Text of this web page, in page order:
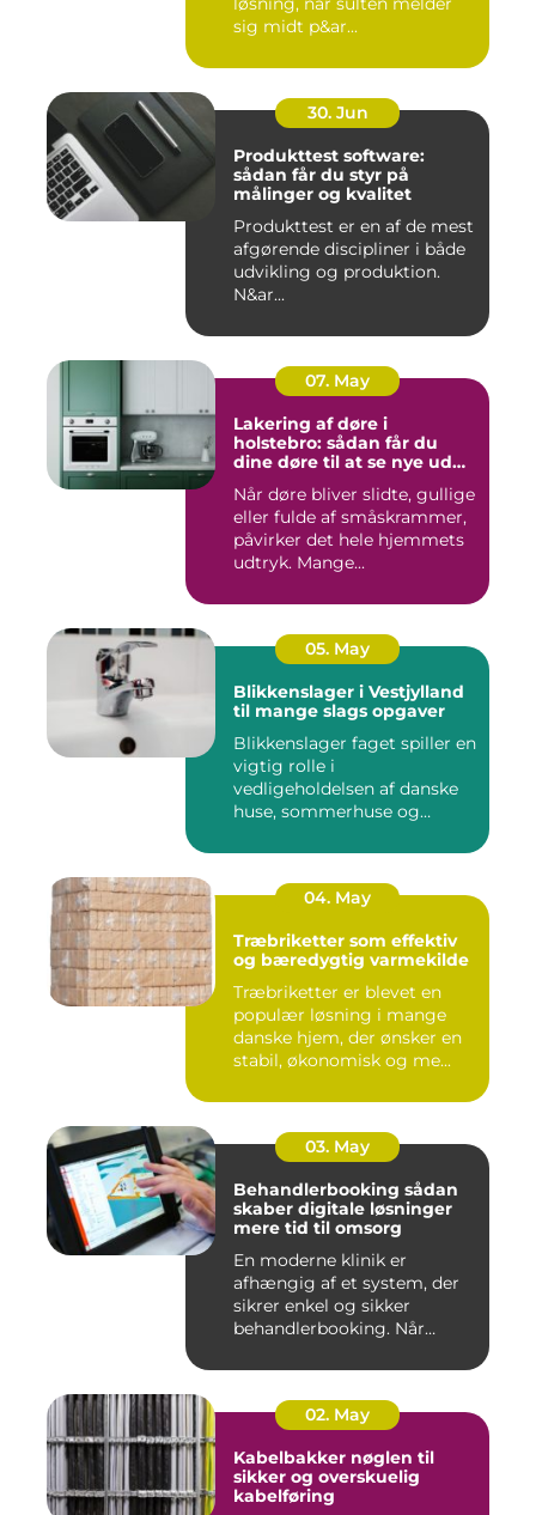
sig midt p&ar...
30. Jun
Produkttest software:
sådan får du styr på
målinger og kvalitet
Produkttest er en af de mest
afgørende discipliner i både
udvikling og produktion.
N&ar...
07. May
Lakering af døre i
holstebro: sådan får du
dine døre til at se nye ud
Når døre bliver slidte, gullige
eller fulde af småskrammer,
påvirker det hele hjemmets
udtryk. Mange...
05. May
Blikkenslager i Vestjylland
til mange slags opgaver
Blikkenslager faget spiller en
vigtig rolle i
vedligeholdelsen af danske
huse, sommerhuse og
04. May
Træbriketter som effektiv
og bæredygtig varmekilde
Træbriketter er blevet en
populær løsning i mange
danske hjem, der ønsker en
stabil, økonomisk og me...
03. May
Behandlerbooking sådan
skaber digitale løsninger
mere tid til omsorg
En moderne klinik er
afhængig af et system, der
sikrer enkel og sikker
behandlerbooking. Når
02. May
Kabelbakker nøglen til
sikker og overskuelig
kabelføring